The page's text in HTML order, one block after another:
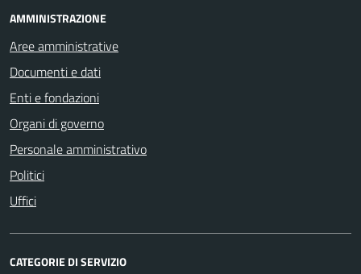
AMMINISTRAZIONE
Aree amministrative
Documenti e dati
Enti e fondazioni
Organi di governo
Personale amministrativo
Politici
Uffici
CATEGORIE DI SERVIZIO